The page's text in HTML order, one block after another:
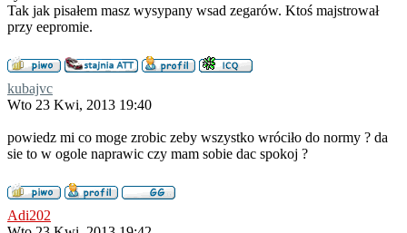
Tak jak pisałem masz wysypany wsad zegarów. Ktoś majstrował
przy eepromie.
kubajvc
Wto 23 Kwi, 2013 19:40
powiedz mi co moge zrobic zeby wszystko wróciło do normy ? da
sie to w ogole naprawic czy mam sobie dac spokoj ?
Adi202